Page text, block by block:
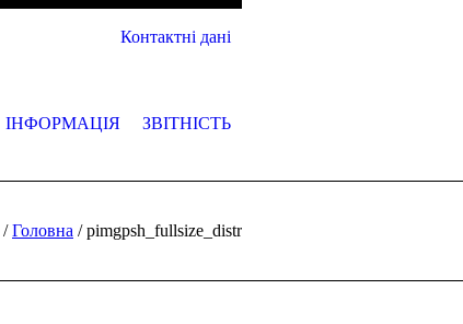
Контактні дані
ІНФОРМАЦІЯ ЗВІТНІСТЬ
/Головна /pimgpsh_fullsize_distr